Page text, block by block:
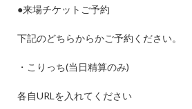
●来場チケットご予約
下記のどちらからかご予約ください。
・こりっち(当日精算のみ)
各自URL を入れてください